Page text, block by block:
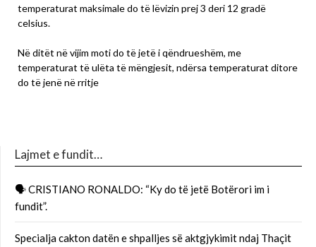
temperaturat maksimale do të lëvizin prej 3 deri 12 gradë
celsius.
Në ditët në vijim moti do të jetë i qëndrueshëm, me
temperaturat të ulëta të mëngjesit, ndërsa temperaturat ditore
do të jenë në rritje
Lajmet e fundit…
🗣 CRISTIANO RONALDO: “Ky do të jetë Botërori im i
fundit”.
Specialja cakton datën e shpalljes së aktgjykimit ndaj Thaçit